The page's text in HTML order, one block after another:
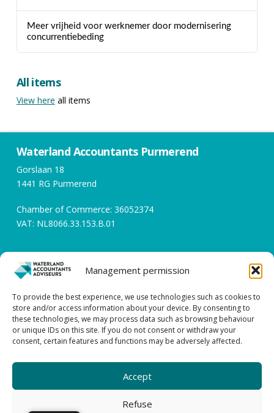
Management permission
To provide the best experience, we use technologies such as cookies to
store and/or access information about your device. By consenting to
these technologies, we may process data such as browsing behaviour
or unique IDs on this site. If you do not consent or withdraw your
consent, certain features and functions may be adversely affected.
Accept
Refuse
Meer vrijheid voor werknemer door modernisering
concurrentiebeding
All items
View here all items
Waterland Accountants Purmerend
Gorslaan 18
1441 RG Purmerend
Chamber of Commerce: 36052374
VAT: NL8066.33.153.B.01
Opening hours
Working days between 08:00 and 17:00
Contact
0299 – 43 45 61
GENERAL TERMS AND CONDITIONS |
| COMPLAINTS PROCEDURE